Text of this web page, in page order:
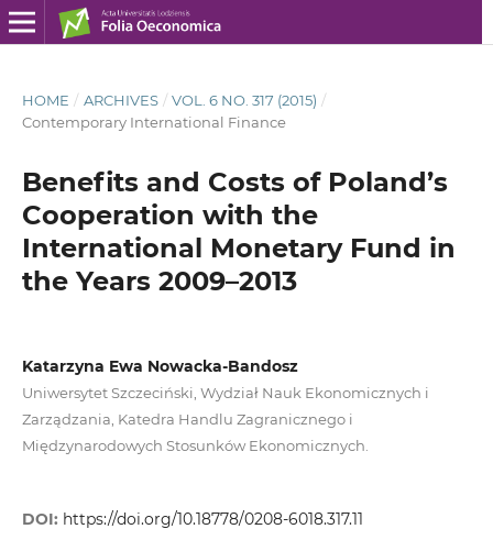
HOME / ARCHIVES / VOL. 6 NO. 317 (2015) /
Contemporary International Finance
Benefits and Costs of Poland’s
Cooperation with the
International Monetary Fund in
the Years 2009–2013
Katarzyna Ewa Nowacka-Bandosz
Uniwersytet Szczeciński, Wydział Nauk Ekonomicznych i
Zarządzania, Katedra Handlu Zagranicznego i
Międzynarodowych Stosunków Ekonomicznych.
DOI: https://doi.org/10.18778/0208-6018.317.11